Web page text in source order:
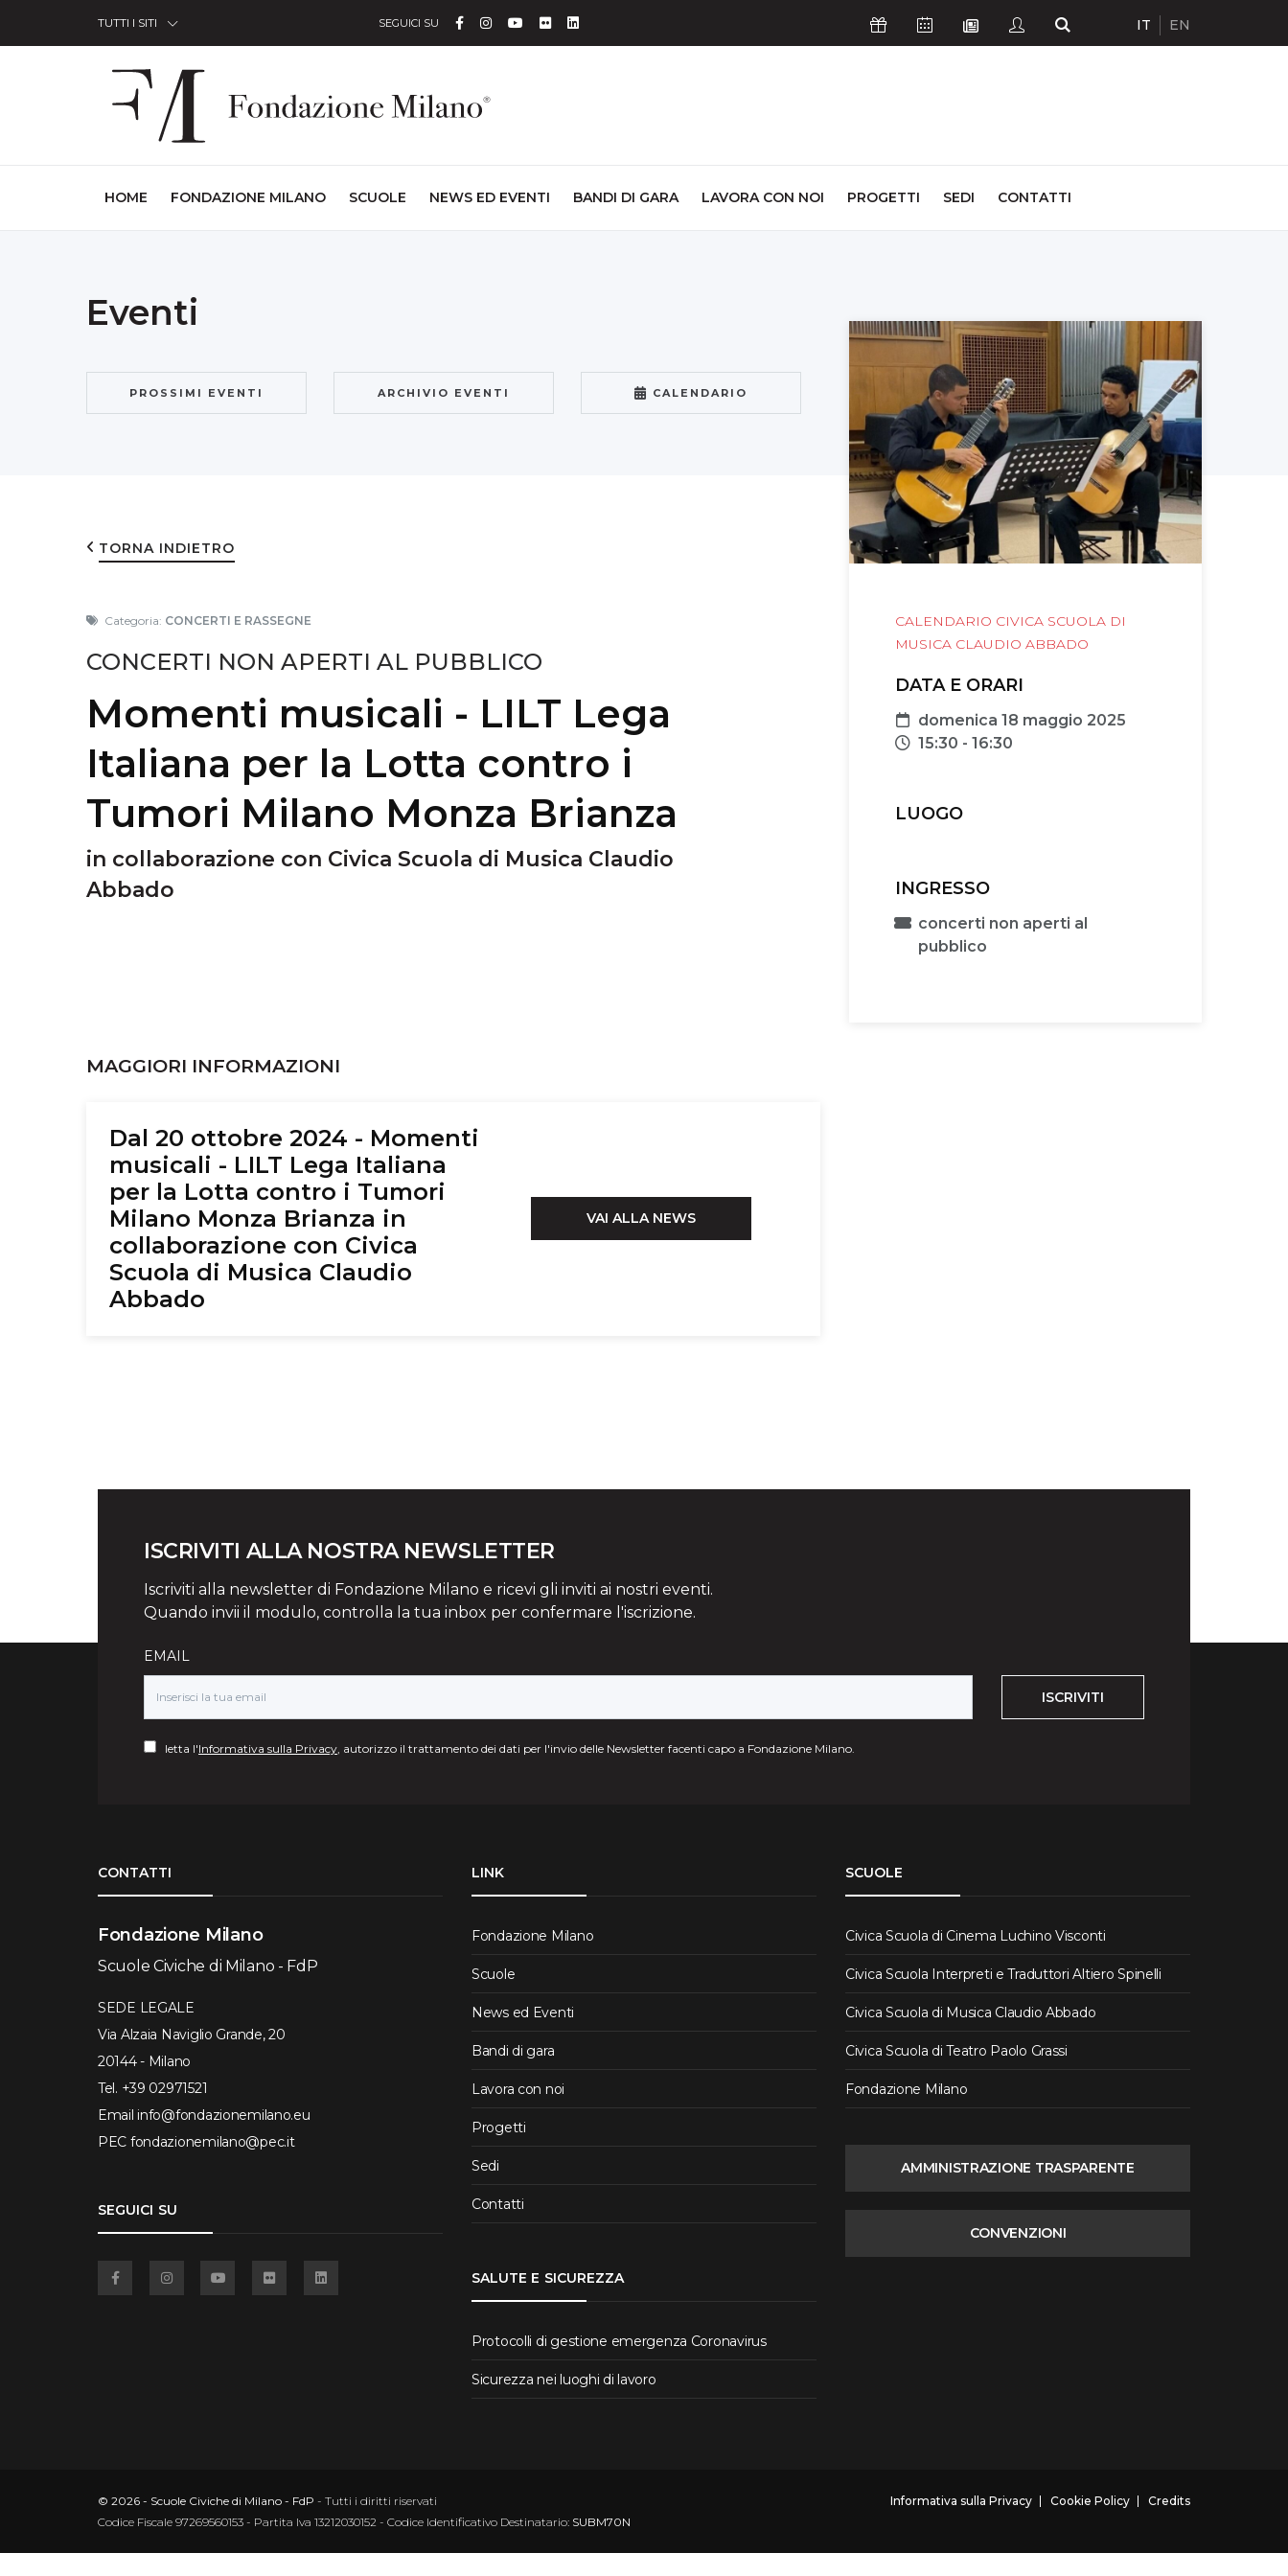
TUTTI I SITI SEGUICI SU Facebook
Instagram
YouTube
FlickrLinkedin Icona SostieniciIcona Calendario Eventi
Icona Newsletter
Icona StudentiIcona Cerca
IT EN
HOME (CURRENT)
FONDAZIONE MILANO SCUOLE NEWS ED EVENTI BANDI DI GARA LAVORA CON NOI PROGETTI SEDI CONTATTI
Eventi
PROSSIMI EVENTI ARCHIVIO EVENTI CALENDARIO
TORNA INDIETRO
CALENDARIO CIVICA SCUOLA DI
MUSICA CLAUDIO ABBADO
DATA E ORARI
Data
domenica 18 maggio 2025
Orari
15:30 - 16:30
LUOGO
INGRESSO
concerti non aperti al
pubblico
Categoria: CONCERTI E RASSEGNE
CONCERTI NON APERTI AL PUBBLICO
Momenti musicali - LILT Lega
Italiana per la Lotta contro i
Tumori Milano Monza Brianza
in collaborazione con Civica Scuola di Musica Claudio
Abbado
MAGGIORI INFORMAZIONI
Dal 20 ottobre 2024 - Momenti
musicali - LILT Lega Italiana
per la Lotta contro i Tumori
Milano Monza Brianza in
collaborazione con Civica
Scuola di Musica Claudio
Abbado
VAI ALLA NEWS
ISCRIVITI ALLA NOSTRA NEWSLETTER
Iscriviti alla newsletter di Fondazione Milano e ricevi gli inviti ai nostri eventi.
Quando invii il modulo, controlla la tua inbox per confermare l'iscrizione.
EMAIL
ISCRIVITI
letta l'Informativa sulla Privacy , autorizzo il trattamento dei dati per l'invio delle Newsletter facenti capo a Fondazione Milano.
CONTATTI
Fondazione Milano
Scuole Civiche di Milano - FdP
SEDE LEGALE
Via Alzaia Naviglio Grande, 20
20144 - Milano
Tel. +39 02971521
Email info@fondazionemilano.eu
PEC fondazionemilano@pec.it
SEGUICI SU
LINK
Fondazione Milano
Scuole
News ed Eventi
Bandi di gara
Lavora con noi
Progetti
Sedi
Contatti
SALUTE E SICUREZZA
Protocolli di gestione emergenza Coronavirus
Sicurezza nei luoghi di lavoro
SCUOLE
Civica Scuola di Cinema Luchino Visconti
Civica Scuola Interpreti e Traduttori Altiero Spinelli
Civica Scuola di Musica Claudio Abbado
Civica Scuola di Teatro Paolo Grassi
Fondazione Milano
AMMINISTRAZIONE TRASPARENTE
CONVENZIONI
© 2026 - Scuole Civiche di Milano - FdP - Tutti i diritti riservati
Codice Fiscale 97269560153 - Partita Iva 13212030152 - Codice Identificativo Destinatario: SUBM70N
Informativa sulla Privacy Cookie Policy Credits